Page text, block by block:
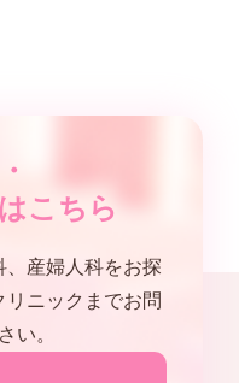
こちら
産婦人科をお探
リニックまでお問
い。